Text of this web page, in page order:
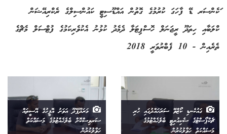
ަކެންސަރ ޑޭ ފާހަގަ ކުރުމުގެ ގޮތުން އައްޑޫސިޓީ ކައުންސިލްގެ ރެކްރިއޭޝަން
ކްލަބާއި ހިތަދޫ ރީޖަނަލް ހޮސްޕިޓަލާ ދެމެދު ކުޅުނު އެކުވެރިކަމުގެ ފުޓްސަލް މެޗްގެ
ތެރެއިން - 10 ފެބްރުވަރީ 2018
ގައުކެނޑި ކޯޒްވޭ ސަރަހައްދުގައި ހުރި
ޗެކްޕޯސްޓުގެ ސެކިއުރިޓީ ބެލެހެއްޓުމުގެ
މަސައްކަތް ހަވާލުކުރުން
މަރަދޫފޭދޫ އަވަށު އޮފީހުގެ އޭސީތައް
ސަރވިސްކޮށް ބެލެހެއްޓުމުގެ މަސައްކަތް
ހަވާލުކުރުން